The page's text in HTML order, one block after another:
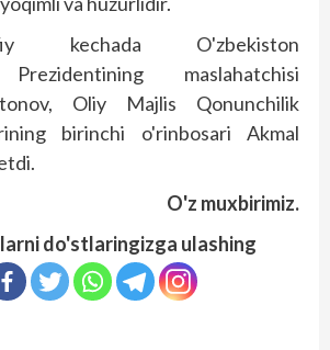
kechada O'zbekiston
Prezidentining maslahatchisi
Oliy Majlis Qonunchilik
birinchi o'rinbosari Akmal
O'z muxbirimiz.
do'stlaringizga ulashing